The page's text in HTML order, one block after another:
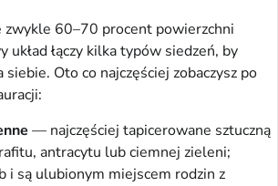
zwykle 60–70 procent powierzchni
układ łączy kilka typów siedzeń, by
siebie. Oto co najczęściej zobaczysz po
— najczęściej tapicerowane sztuczną
antracytu lub ciemnej zieleni;
i są ulubionym miejscem rodzin z